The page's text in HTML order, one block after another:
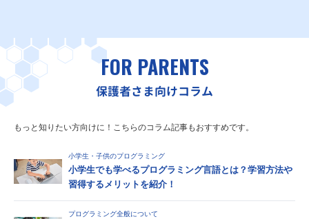
FOR PARENTS
保護者さま向けコラム
もっと知りたい方向けに！こちらのコラム記事もおすすめです。
小学生・子供のプログラミング
小学生でも学べるプログラミング言語とは？学習方法や
習得するメリットを紹介！
プログラミング全般について